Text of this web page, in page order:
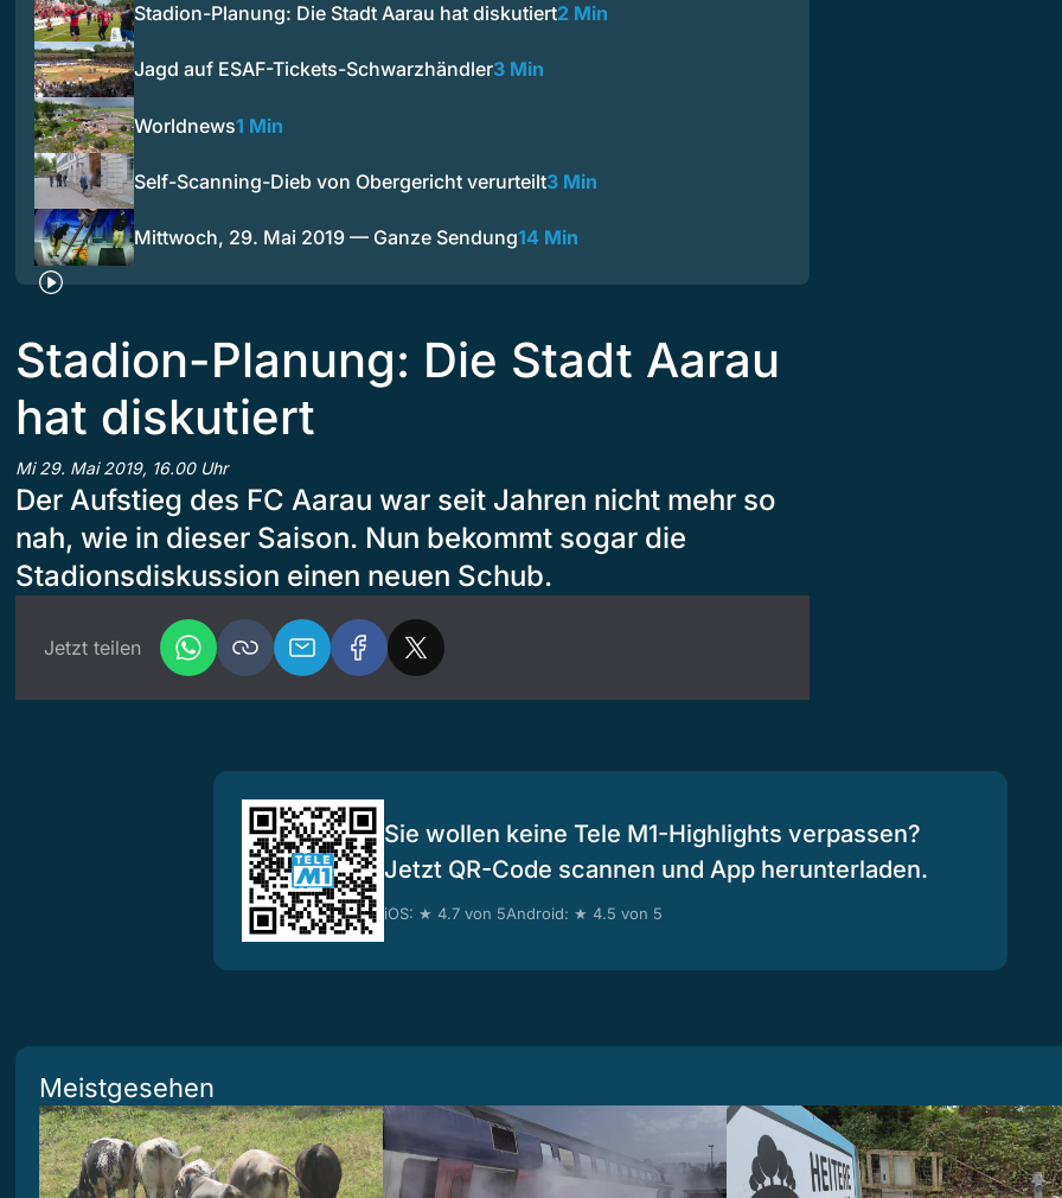
Stadion-Planung: Die Stadt Aarau hat diskutiert2 Min
Jagd auf ESAF-Tickets-Schwarzhändler3 Min
Worldnews1 Min
Self-Scanning-Dieb von Obergericht verurteilt3 Min
Mittwoch, 29. Mai 2019 — Ganze Sendung14 Min
Stadion-Planung: Die Stadt Aarau
hat diskutiert
Mi 29. Mai 2019, 16.00 Uhr
Der Aufstieg des FC Aarau war seit Jahren nicht mehr so
nah, wie in dieser Saison. Nun bekommt sogar die
Stadionsdiskussion einen neuen Schub.
Jetzt teilen
Sie wollen keine Tele M1-Highlights verpassen?
Jetzt QR-Code scannen und App herunterladen.
iOS: ★ 4.7 von 5Android: ★ 4.5 von 5
Meistgesehen